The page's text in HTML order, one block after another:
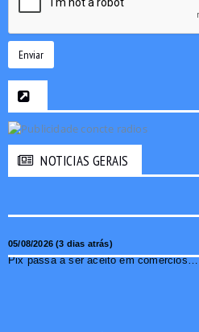
Enviar
NOTICIAS GERAIS
05/08/2026 (3 dias atrás)
Pix passa a ser aceito em comércios de oito países e amplia opções de pagamento para brasileiros no exterior